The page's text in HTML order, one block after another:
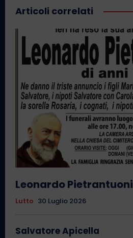
Articoli correlati
Leonardo Pietrantuoni
Lutto 30 Luglio 2026
Salvatore Apicella